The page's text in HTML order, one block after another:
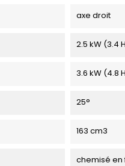
axe droit
2.5 kW (3.4
3.6 kW (4.8
25°
163 cm3
chemisé en